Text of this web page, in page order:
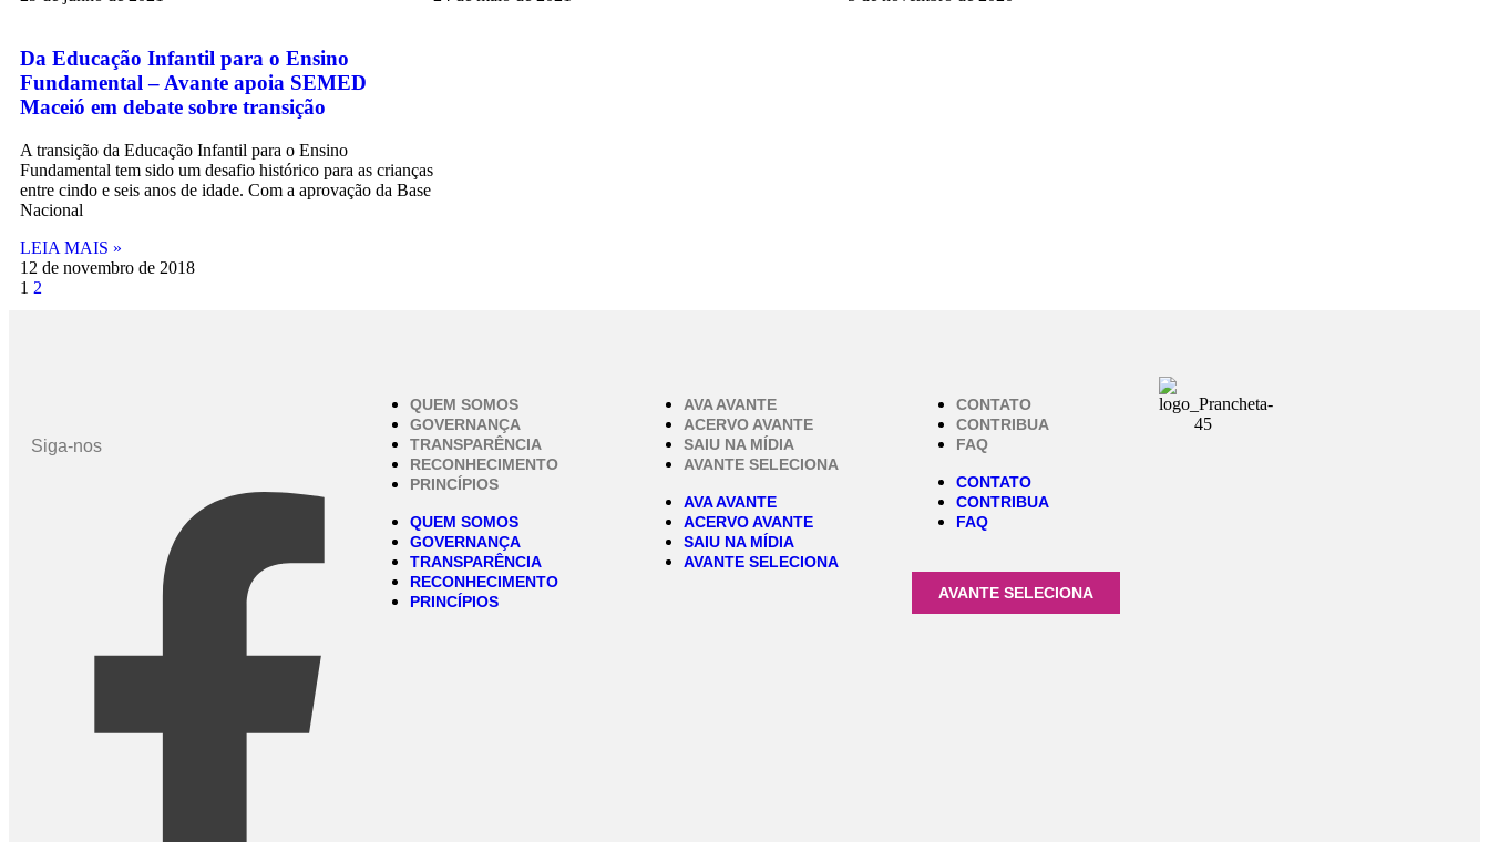
Da Educação Infantil para o Ensino
Fundamental – Avante apoia SEMED
Maceió em debate sobre transição
A transição da Educação Infantil para o Ensino
Fundamental tem sido um desafio histórico para as crianças
entre cindo e seis anos de idade. Com a aprovação da Base
Nacional
LEIA MAIS »
12 de novembro de 2018
1 2
Siga-nos
QUEM SOMOS
GOVERNANÇA
TRANSPARÊNCIA
RECONHECIMENTO
PRINCÍPIOS
QUEM SOMOS
GOVERNANÇA
TRANSPARÊNCIA
RECONHECIMENTO
PRINCÍPIOS
AVA AVANTE
ACERVO AVANTE
SAIU NA MÍDIA
AVANTE SELECIONA
AVA AVANTE
ACERVO AVANTE
SAIU NA MÍDIA
AVANTE SELECIONA
CONTATO
CONTRIBUA
FAQ
CONTATO
CONTRIBUA
FAQ
AVANTE SELECIONA